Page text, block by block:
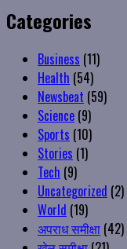
Categories
Business (11)
Health (54)
Newsbeat (59)
Science (9)
Sports (10)
Stories (1)
Tech (9)
Uncategorized (2)
World (19)
अपराध समीक्षा (42)